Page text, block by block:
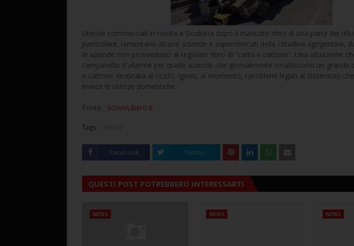
Utenze commerciali in rivolta a Siculiana dopo il mancato ritiro di una parte dei
particolare, lamentano alcune aziende e supermercati della cittadina agrigentina,
le aziende non provvedono al regolare ritiro di "carta e cartone". Una situazione
campanello d'allarme per quelle aziende che giornalmente smaltiscono un grande
e cartone destinata al riciclo. Ignoti, al momento, i problemi legati al disservizio
invece le utenze domestiche.
Fonte: ScrivoLibero.it
Tags:
Facebook Twitter
QUESTI POST POTREBBERO INTERESSARTI
NEWS NEWS NEWS